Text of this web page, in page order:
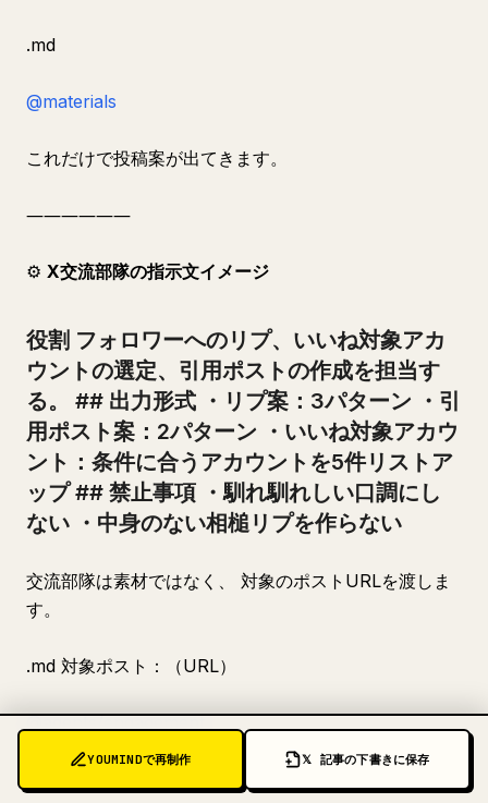
.md
@materials
これだけで投稿案が出てきます。
――――――
⚙️ X交流部隊の指示文イメージ
役割 フォロワーへのリプ、いいね対象アカ
ウントの選定、引用ポストの作成を担当す
る。 ## 出力形式 ・リプ案：3パターン ・引
用ポスト案：2パターン ・いいね対象アカウ
ント：条件に合うアカウントを5件リストア
ップ ## 禁止事項 ・馴れ馴れしい口調にし
ない ・中身のない相槌リプを作らない
交流部隊は素材ではなく、 対象のポストURLを渡しま
す。
.md 対象ポスト：（URL）
@agents/engagement
YOUMINDで再制作 𝕏 記事の下書きに保存